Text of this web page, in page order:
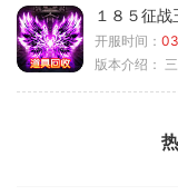
１８５征战
开服时间：
版本介绍：